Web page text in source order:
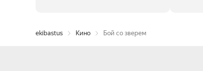
ekibastus Кино Бой со зверем